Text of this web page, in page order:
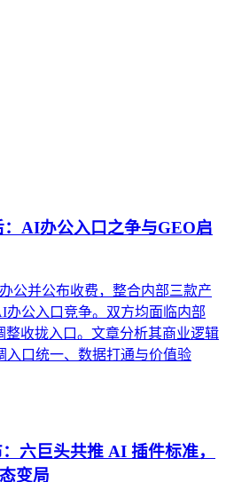
AI办公入口之争与GEO启
公并公布收费，整合内部三款产
公入口竞争。双方均面临内部
整收拢入口。文章分析其商业逻辑
入口统一、数据打通与价值验
六巨头共推 AI 插件标准，
变局